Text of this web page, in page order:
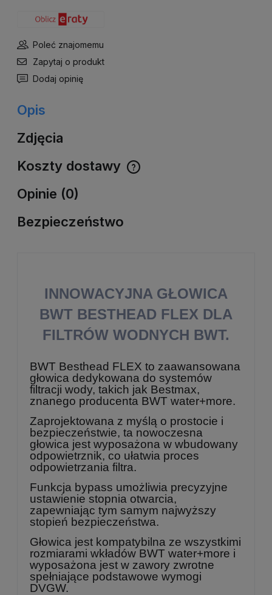
Zapytaj o produkt
Poleć znajomemu
Dodaj opinię
Opis
Zdjęcia
Koszty dostawy
Cena nie zawiera ewentualnych kosztów płatności
Opinie (0)
Bezpieczeństwo
INNOWACYJNA GŁOWICA
BWT BESTHEAD FLEX DLA
FILTRÓW WODNYCH BWT.
BWT Besthead FLEX to zaawansowana
głowica dedykowana do systemów
filtracji wody, takich jak Bestmax,
znanego producenta BWT water+more.
Zaprojektowana z myślą o prostocie i
bezpieczeństwie, ta nowoczesna
głowica jest wyposażona w wbudowany
odpowietrznik, co ułatwia proces
odpowietrzania filtra.
Funkcja bypass umożliwia precyzyjne
ustawienie stopnia otwarcia,
zapewniając tym samym najwyższy
stopień bezpieczeństwa.
Głowica jest kompatybilna ze wszystkimi
rozmiarami wkładów BWT water+more i
wyposażona jest w zawory zwrotne
spełniające podstawowe wymogi
DVGW.